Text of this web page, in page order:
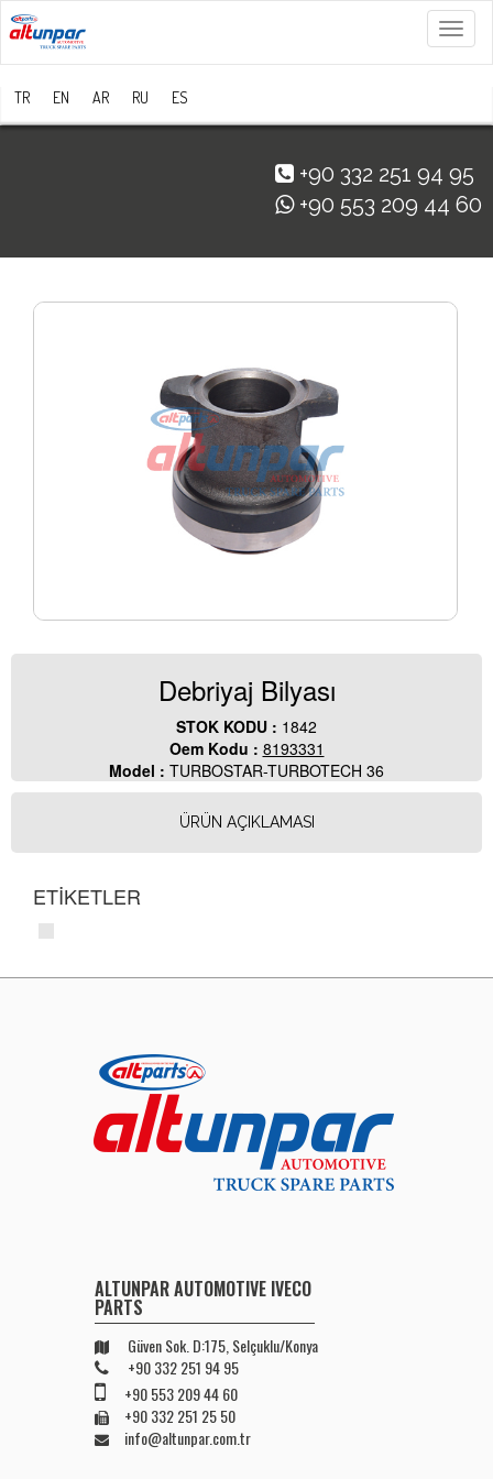
Menü
TR EN AR RU ES
+90 332 251 94 95
+90 553 209 44 60
Debriyaj Bilyası
STOK KODU : 1842
Oem Kodu : 8193331
Model : TURBOSTAR-TURBOTECH 36
ÜRÜN AÇIKLAMASI
ETİKETLER
ALTUNPAR AUTOMOTIVE IVECO
PARTS
Güven Sok. D:175, Selçuklu/Konya
+90 332 251 94 95
+90 553 209 44 60
+90 332 251 25 50
info@altunpar.com.tr